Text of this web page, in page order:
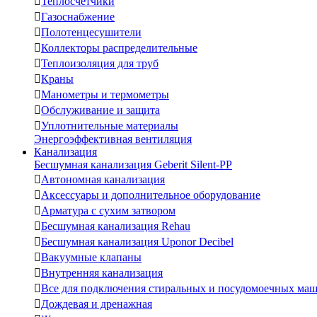
Газоснабжение
Полотенцесушители
Коллекторы распределительные
Теплоизоляция для труб
Краны
Манометры и термометры
Обслуживание и защита
Уплотнительные материалы
Энергоэффективная вентиляция
Канализация
Бесшумная канализация Geberit Silent-PP
Автономная канализация
Аксессуары и дополнительное оборудование
Арматура с сухим затвором
Бесшумная канализация Rehau
Бесшумная канализация Uponor Decibel
Вакуумные клапаны
Внутренняя канализация
Все для подключения стиральных и посудомоечных
Дождевая и дренажная